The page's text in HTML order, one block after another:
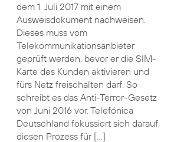
dem 1. Juli 2017 mit einem
Ausweisdokument nachweisen.
Dieses muss vom
Telekommunikationsanbieter
geprüft werden, bevor er die SIM-
Karte des Kunden aktivieren und
fürs Netz freischalten darf. So
schreibt es das Anti-Terror-Gesetz
von Juni 2016 vor. Telefónica
Deutschland fokussiert sich darauf,
diesen Prozess für […]